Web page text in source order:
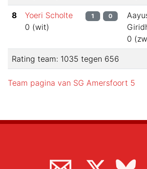
8
Yoeri Scholte
0 (wit)
1 0
0 (
Rating team: 1035 tegen 656
Team pagina van SG Amersfoort 5